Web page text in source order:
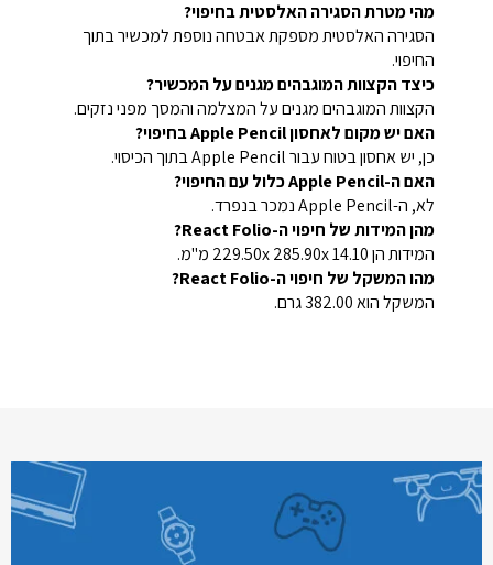
מהי מטרת הסגירה האלסטית בחיפוי?
הסגירה האלסטית מספקת אבטחה נוספת למכשיר בתוך
החיפוי.
כיצד הקצוות המוגבהים מגנים על המכשיר?
הקצוות המוגבהים מגנים על המצלמה והמסך מפני נזקים.
האם יש מקום לאחסון Apple Pencil בחיפוי?
כן, יש אחסון בטוח עבור Apple Pencil בתוך הכיסוי.
האם ה-Apple Pencil כלול עם החיפוי?
לא, ה-Apple Pencil נמכר בנפרד.
מהן המידות של חיפוי ה-React Folio?
המידות הן 229.50x 285.90x 14.10 מ"מ.
מהו המשקל של חיפוי ה-React Folio?
המשקל הוא 382.00 גרם.